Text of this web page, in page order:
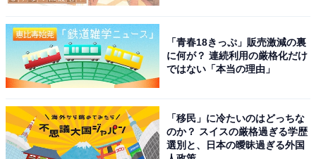
「青春18きっぷ」販売激減の裏
に何が？ 連続利用の厳格化だけ
ではない「本当の理由」
「移民」に冷たいのはどっちな
のか？ スイスの厳格過ぎる学歴
選別と、日本の曖昧過ぎる外国